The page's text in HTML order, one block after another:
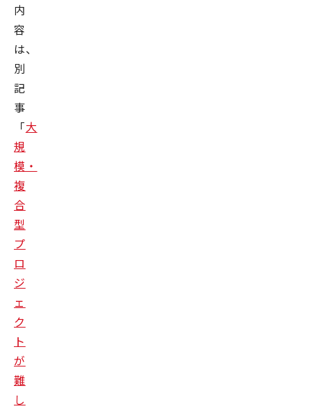
内
容
は、
別
記
事
「大
規
模・
複
合
型
プ
ロ
ジ
ェ
ク
ト
が
難
し